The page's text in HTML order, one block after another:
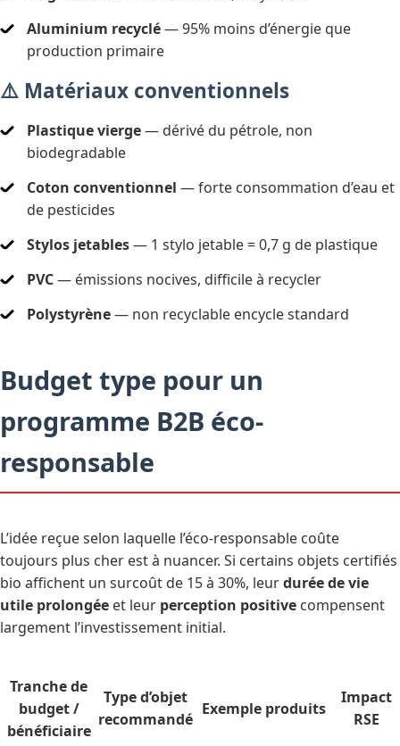
Aluminium recyclé— 95% moins d’énergie que
production primaire
⚠️ Matériaux conventionnels
Plastique vierge— dérivé du pétrole, non
biodegradable
Coton conventionnel — forte consommation d’eau et
de pesticides
Stylos jetables— 1 stylo jetable = 0,7 g de plastique
PVC— émissions nocives, difficile à recycler
Polystyrène— non recyclable encycle standard
Budget type pour un
programme B2B éco-
responsable
L’idée reçue selon laquelle l’éco-responsable coûte
toujours plus cher est à nuancer. Si certains objets certifiés
bio affichent un surcoût de 15 à 30%, leurdurée de vie
utile prolongée et leur perception positive compensent
largement l’investissement initial.
Tranche de
budget /
bénéficiaire
Type d’objet
recommandé
Exemple produits
Impact
RSE